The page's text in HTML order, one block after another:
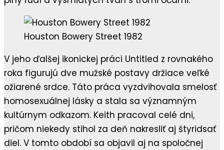
Houston Bowery Street 1982
V jeho ďalšej ikonickej práci Untitled z rovnakého
roka figurujú dve mužské postavy držiace veľké
ožiarené srdce. Táto práca vyzdvihovala smelosť
homosexuálnej lásky a stala sa významným
kultúrnym odkazom. Keith pracoval celé dni,
pričom niekedy stihol za deň nakresliť aj štyridsať
diel. V tomto období sa objavil aj na spoločnej